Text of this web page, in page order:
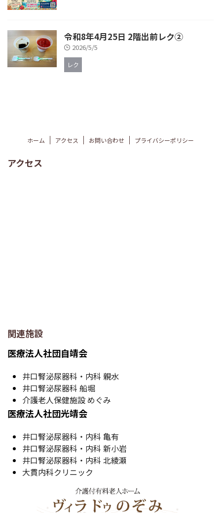
令和8年4月25日 2階出前レク②
2026/5/5
レク
ホーム アクセス お問い合わせ プライバシーポリシー
アクセス
関連施設
医療法人社団自靖会
井口腎泌尿器科・内科 親水
井口腎泌尿器科 船堀
介護老人保健施設 めぐみ
医療法人社団光靖会
井口腎泌尿器科・内科 亀有
井口腎泌尿器科・内科 新小岩
井口腎泌尿器科・内科 北綾瀬
大貫内科クリニック